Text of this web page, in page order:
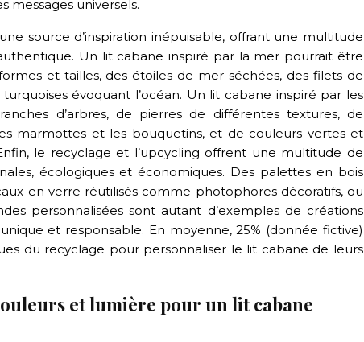
messages universels.
source d’inspiration inépuisable, offrant une multitude
Un lit cabane inspiré par la mer pourrait être
et tailles, des étoiles de mer séchées, des filets de
évoquant l’océan. Un lit cabane inspiré par les
d’arbres, de pierres de différentes textures, de
marmottes et les bouquetins, et de couleurs vertes et
le recyclage et l’upcycling offrent une multitude de
écologiques et économiques. Des palettes en bois
en verre réutilisés comme photophores décoratifs, ou
personnalisées sont autant d’exemples de créations
et responsable. En moyenne, 25% (donnée fictive)
du recyclage pour personnaliser le lit cabane de leurs
et lumière pour un lit cabane